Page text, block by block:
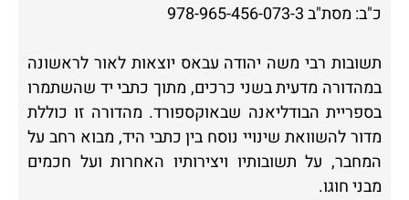
כ"ב: מסת"ב 978-965-456-073-3
תשובות רבי משה יהודה עבאס יוצאות לאור לראשונה
במהדורה מדעית בשני כרכים, מתוך כתבי יד שהשתמרו
בספריית הבודליאנה שבאוקספורד. מהדורה זו כוללת
מדור להשוואת שינויי נוסח בין כתבי היד, מבוא רחב על
המחבר, על תשובותיו ויצירותיו האחרות ועל חכמים
מבני חוגו.